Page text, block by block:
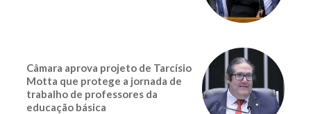
Câmara aprova projeto de Tarcísio
Motta que protege a jornada de
trabalho de professores da
educação básica